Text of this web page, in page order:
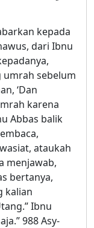
kepada
dari Ibnu
umrah sebelum
‘Dan
karena
Abbas balik
ataukah
menjawab,
bertanya,
kalian
Ibnu
988 Asy-